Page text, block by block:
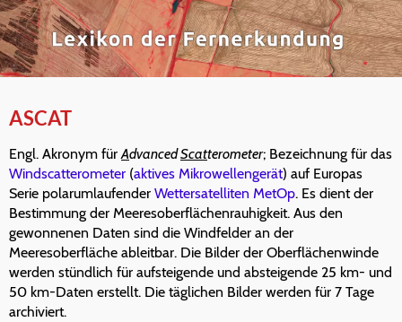
ASCAT
Engl. Akronym fürAdvancedScatterometer; Bezeichnung für das
Windscatterometer (aktives Mikrowellengerät) auf Europas
Serie polarumlaufender Wettersatelliten MetOp. Es dient der
Bestimmung der Meeresoberflächenrauhigkeit. Aus den
gewonnenen Daten sind die Windfelder an der
Meeresoberfläche ableitbar. Die Bilder der Oberflächenwinde
werden stündlich für aufsteigende und absteigende 25 km- und
50 km-Daten erstellt. Die täglichen Bilder werden für 7 Tage
archiviert.